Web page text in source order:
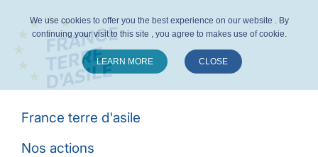
France terre d'asile
Nos actions
We use cookies to offer you the best experience on our website . By
continuing your visit to this site , you agree to makes use of cookie.
LEARN MORE CLOSE